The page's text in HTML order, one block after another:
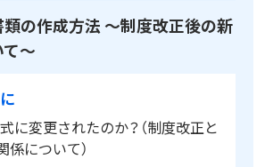
の作成方法 ～制度改正後の新
～
式に変更されたのか？（制度改正と
について）